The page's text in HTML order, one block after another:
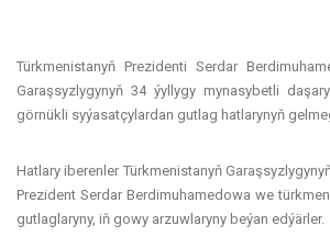
Türkmenistanyň Prezidenti Serdar
Garaşsyzlygynyň 34 ýyllygy mynasybetli
görnükli syýasatçylardan gutlag hatlarynyň
Hatlary iberenler Türkmenistanyň
Prezident Serdar Berdimuhamedowa we
gutlaglaryny, iň gowy arzuwlaryny beýan edýärler.